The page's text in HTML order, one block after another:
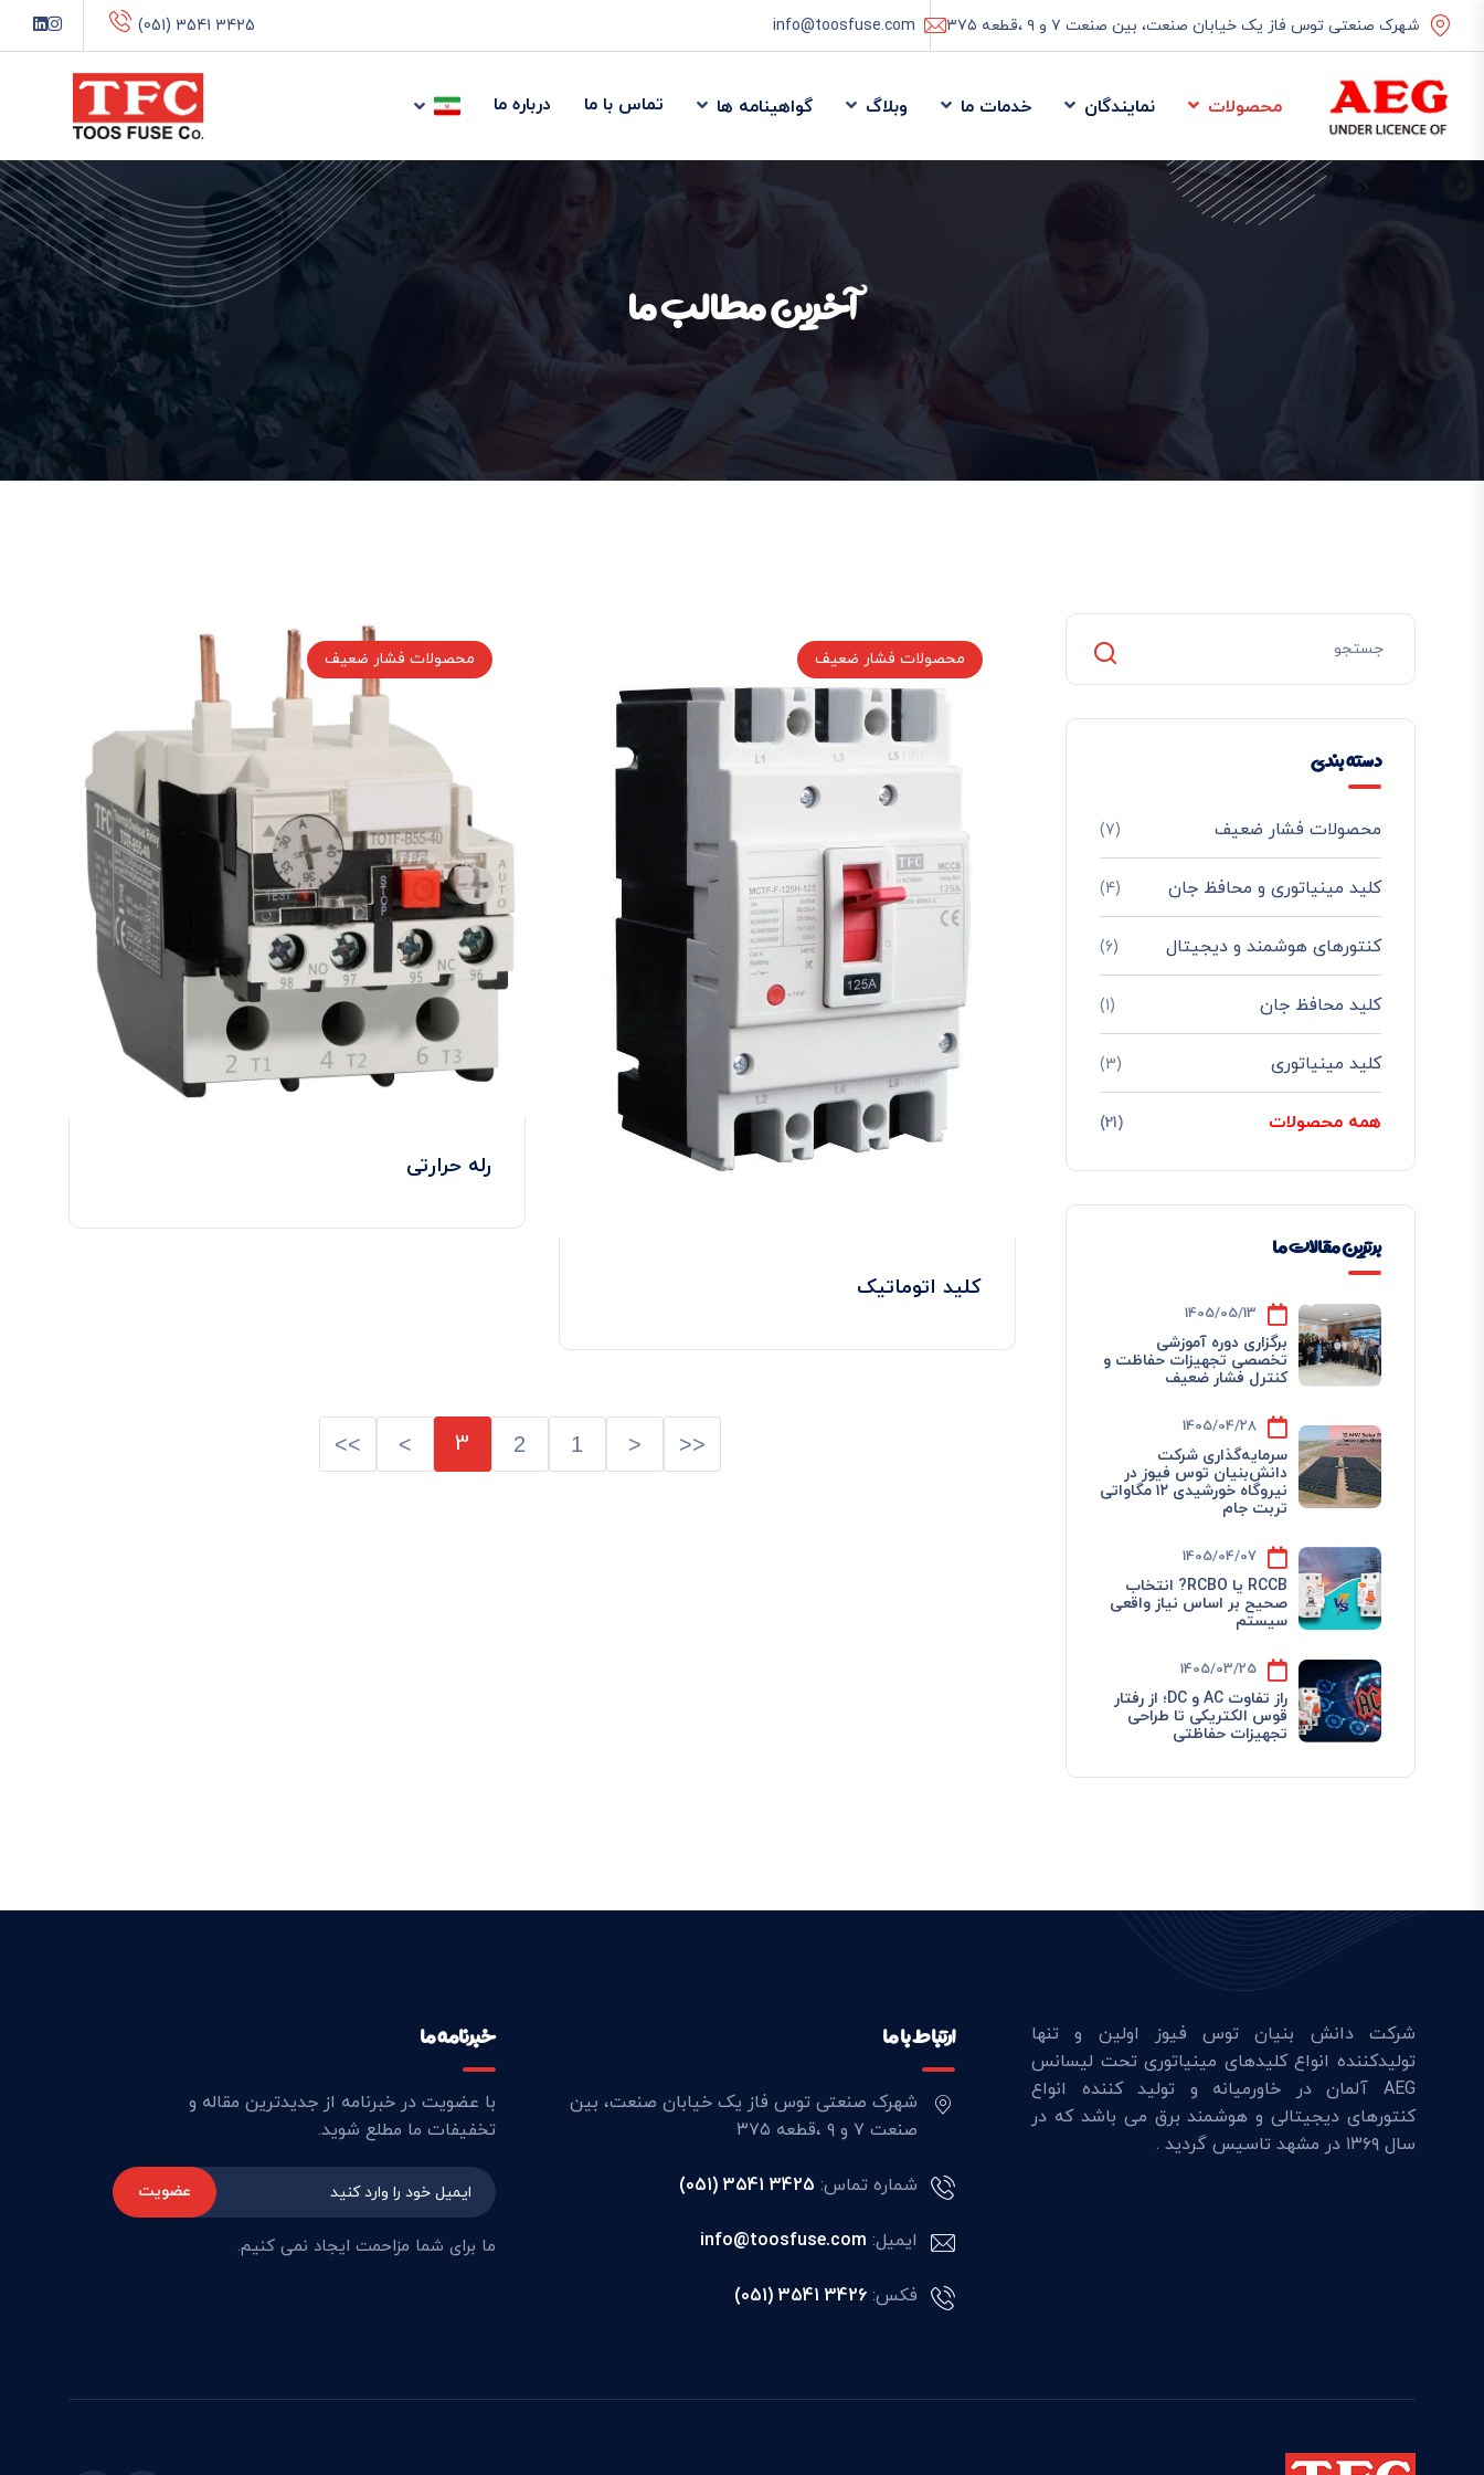
شهرک صنعتی توس فاز یک خیابان صنعت، بین صنعت ۷ و ۹ ،قطعه ۳۷۵ info@toosfuse.com
(051) 3541 3425
محصولات نمایندگان خدمات ما وبلاگ گواهینامه ها تماس با ما درباره ما
آخرین مطالب ما
دسته بندی
محصولات فشار ضعیف (7)
کلید مینیاتوری و محافظ جان (4)
کنتورهای هوشمند و دیجیتال (6)
کلید محافظ جان (1)
کلید مینیاتوری (3)
همه محصولات (21)
برترین مقالات ما
1405/05/13
برگزاری دوره آموزشی
تخصصی تجهیزات حفاظت و
کنترل فشار ضعیف
1405/04/28
سرمایه‌گذاری شرکت
دانش‌بنیان توس فیوز در
نیروگاه خورشیدی ۱۲ مگاواتی
تربت جام
1405/04/07
RCCB یا RCBO? انتخاب
صحیح بر اساس نیاز واقعی
سیستم
1405/03/25
راز تفاوت AC و DC؛ از رفتار
قوس الکتریکی تا طراحی
تجهیزات حفاظتی
محصولات فشار ضعیف
کلید اتوماتیک
محصولات فشار ضعیف
رله حرارتی
<<
<
1
2
3
>
>>
شرکت دانش بنیان توس فیوز اولین و تنها
تولیدکننده انواع کلیدهای مینیاتوری تحت لیسانس
AEG آلمان در خاورمیانه و تولید کننده انواع
کنتورهای دیجیتالی و هوشمند برق می باشد که در
سال ۱۳۶۹ در مشهد تاسیس گردید .
ارتباط با ما
شهرک صنعتی توس فاز یک خیابان صنعت، بین
صنعت ۷ و ۹ ،قطعه ۳۷۵
شماره تماس: (051) 3541 3425
ایمیل: info@toosfuse.com
فکس: ‎(051) 3541 3426
خبرنامه ما
با عضویت در خبرنامه از جدیدترین مقاله و
تخفیفات ما مطلع شوید.
عضویت
ما برای شما مزاحمت ایجاد نمی کنیم.